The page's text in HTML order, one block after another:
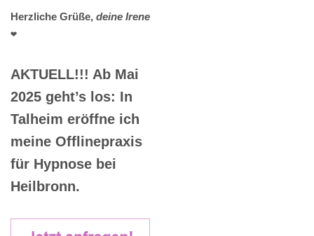
Herzliche Grüße, deine Irene
❤️
AKTUELL!!! Ab Mai
2025 geht’s los: In
Talheim eröffne ich
meine Offlinepraxis
für Hypnose bei
Heilbronn.